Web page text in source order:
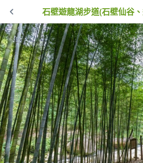
石壁遊龍湖步道(石壁仙谷